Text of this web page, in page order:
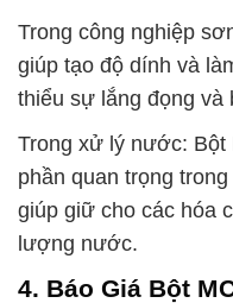
Trong công nghiệp
giúp tạo độ dính và
thiểu sự lắng đọng và
Trong xử lý nước: Bột
phần quan trọng
giúp giữ cho các hóa
lượng nước.
4. Báo Giá Bột